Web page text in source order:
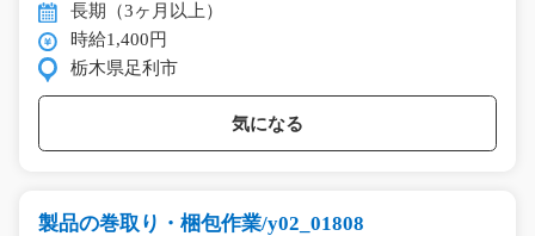
長期（3ヶ月以上）
時給1,400円
栃木県足利市
気になる
製品の巻取り・梱包作業/y02_01808